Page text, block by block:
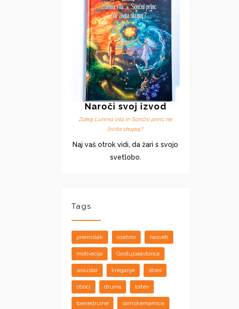
Naroči svoj izvod
Zakaj Lunina vila in Sončni princ ne
živita skupaj?
Naj vaš otrok vidi, da žari s svojo
svetlobo.
Tags
premislek osebno nasveti
motivacija Gostujoaavtorica
woustar kreganje stres
otroci druina loitev
loenedruine samskemamice